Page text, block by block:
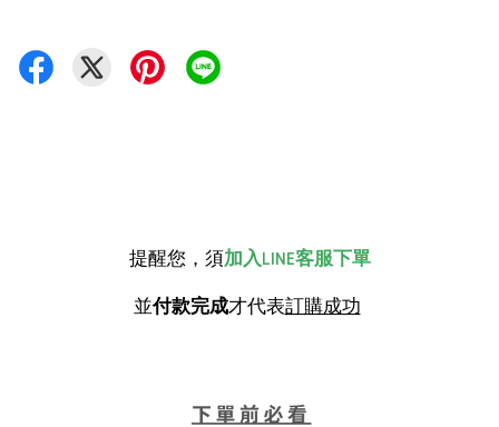
提醒您，須加入LINE客服下單
並付款完成才代表訂購成功